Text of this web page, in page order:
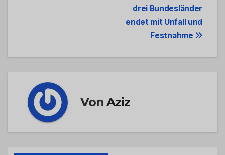
drei Bundesländer
endet mit Unfall und
Festnahme
VonAziz